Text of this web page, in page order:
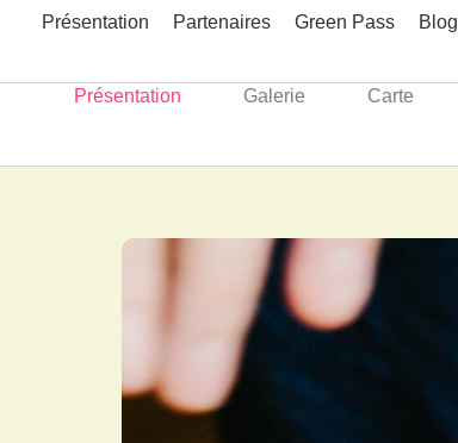
Présentation Partenaires Green Pass Blog
Présentation Galerie Carte